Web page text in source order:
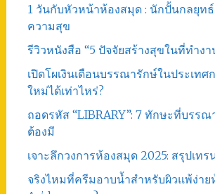
1 วันกับหัวหน้าห้องสมุด : นักปั้นกลยุท
ความสุข
รีวิวหนังสือ “5 ปัจจัยสร้างสุขในที่ทำง
เปิดโผเงินเดือนบรรณารักษ์ในประเทศ
ใหม่ได้เท่าไหร่?
ถอดรหัส “LIBRARY”: 7 ทักษะที่บรร
ต้องมี
เจาะลึกวงการห้องสมุด 2025: สรุปเท
จริงไหมที่ครีมอาบน้ำสำหรับผิวแพ้ง่า